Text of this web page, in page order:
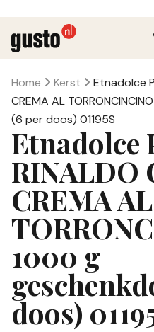
naar
de
inhoud
Home Kerst
Etnadolce
CREMA AL
(6 per doos) 01195S
Etnadolce
RINALDO
CREMA AL
1000 g
doos)